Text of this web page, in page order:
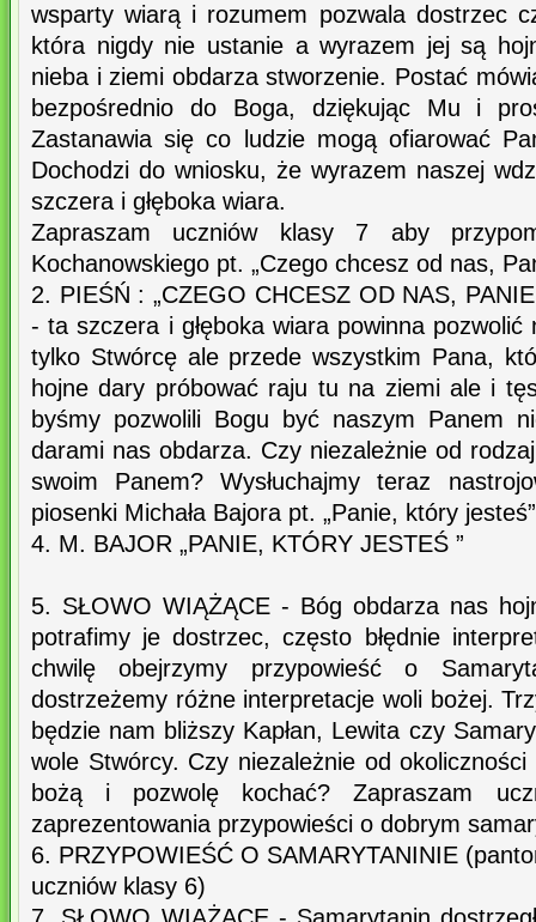
wsparty wiarą i rozumem pozwala dostrzec
która nigdy nie ustanie a wyrazem jej są
nieba i ziemi obdarza stworzenie. Postać
bezpośrednio do Boga, dziękując Mu i
Zastanawia się co ludzie mogą ofiarować
Dochodzi do wniosku, że wyrazem naszej
szczera i głęboka wiara.
Zapraszam uczniów klasy 7 aby
Kochanowskiego pt. „Czego chcesz od nas,
2. PIEŚŃ : „CZEGO CHCESZ OD NAS,
- ta szczera i głęboka wiara powinna
tylko Stwórcę ale przede wszystkim Pana,
hojne dary próbować raju tu na ziemi ale i
byśmy pozwolili Bogu być naszym Panem
darami nas obdarza. Czy niezależnie od
swoim Panem? Wysłuchajmy teraz
piosenki Michała Bajora pt. „Panie, który
4. M. BAJOR „PANIE, KTÓRY JESTEŚ ”
5. SŁOWO WIĄŻĄCE - Bóg obdarza nas
potrafimy je dostrzec, często błędnie
chwilę obejrzymy przypowieść o
dostrzeżemy różne interpretacje woli bożej.
będzie nam bliższy Kapłan, Lewita czy
wole Stwórcy. Czy niezależnie od
bożą i pozwolę kochać? Zapraszam
zaprezentowania przypowieści o dobrym
6. PRZYPOWIEŚĆ O SAMARYTANINIE
uczniów klasy 6)